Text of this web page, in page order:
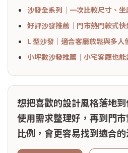
沙發全系列｜一次比較尺寸、
好評沙發推薦｜門市熱門款式
L 型沙發｜適合客廳放鬆與多人
小坪數沙發推薦｜小宅客廳也
想把喜歡的設計風格落地
使用需求整理好，再到門
比例，會更容易找到適合的